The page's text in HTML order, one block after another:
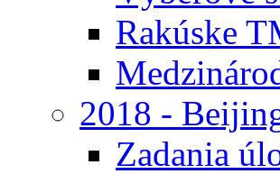
Rakúske
2018 -
Zadania